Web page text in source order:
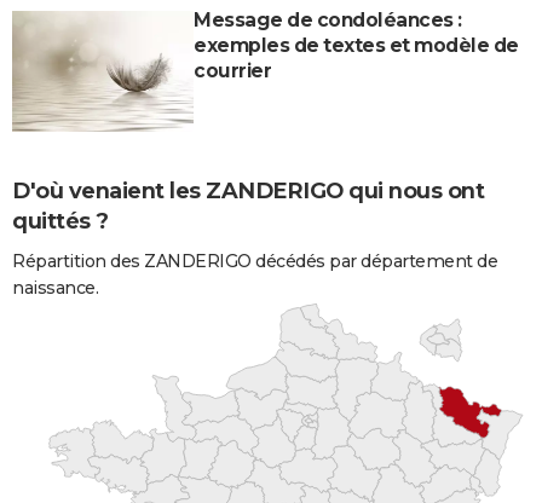
Message de condoléances :
exemples de textes et modèle de
courrier
D'où venaient les ZANDERIGO qui nous ont
quittés ?
Répartition des ZANDERIGO décédés par département de
naissance.